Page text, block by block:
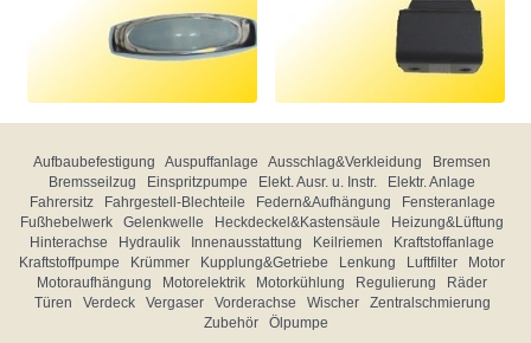
Aufbaubefestigung Auspuffanlage Ausschlag&Verkleidung
Bremsen
Bremsseilzug
Einspritzpumpe Elekt. Ausr. u. Instr.
Elektr. Anlage
Fahrersitz
Fahrgestell-Blechteile Federn&Aufhängung
Fensteranlage
Fußhebelwerk
Gelenkwelle Heckdeckel&Kastensäule
Heizung&Lüftung
Hinterachse
Hydraulik Innenausstattung Keilriemen
Kraftstoffanlage
Kraftstoffpumpe
Krümmer Kupplung&Getriebe Lenkung Luftfilter
Motor
Motoraufhängung
Motorelektrik Motorkühlung Regulierung
Räder
Türen
Verdeck Vergaser Vorderachse Wischer
Zentralschmierung
Zubehör
Ölpumpe